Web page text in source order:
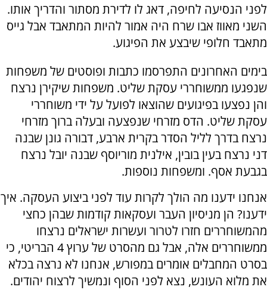
לפני הנסיעה לחיפה, דאג לו לדירת מסתור והדריך אותו.
השני מאווז אבו שרח היה אמור להיות המתאבד אבל גייס
מתאבד חלופי שיבצע את הפיגוע.
בימים האחרונים התפרסמו כתבות ופוסטים של משפחות
שנפגעו ממשוחררי עסקת שליט. משפחות שיקירן נרצח
והן נפצעו בפיגועים שהוצאו לפועל על ידי משוחררי
עסקת שליט. הדס מזרחי שנפצעה ובעלה ברוך מזרחי
נרצח בדרך לליל הסדר בקרית ארבע, דבורה גונן שבנה
דני נרצח בעין בובין, אילנית מוריוסף שבנה יובל נרצח
בגבעת אסף. ומשפחות נוספות.
אנחנו ידענו מה הולך לקרות עוד לפני ביצוע העסקה. איך
ידענו? הן מניסיון העבר ועסקאות קודמות שבהן כחצי
מהמשוחררים חזרו לטרור ועשרות ישראלים נרצחו
ממשוחררים אלה, אבל גם מהסרט של ערוץ 4 הבריטי, כי
בסרט המחבלים אומרים במפורש, אנחנו לא נרצה בכלא
את מלוא העונש, נצא לפני הסוף ונמשיך לרצוח יהודים.